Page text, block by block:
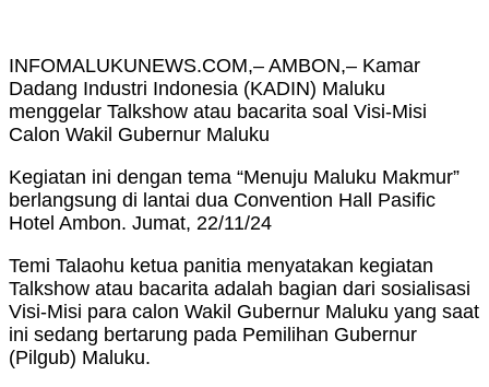
INFOMALUKUNEWS.COM,– AMBON,– Kamar
Dadang Industri Indonesia (KADIN) Maluku
menggelar Talkshow atau bacarita soal Visi-Misi
Calon Wakil Gubernur Maluku
Kegiatan ini dengan tema “Menuju Maluku Makmur”
berlangsung di lantai dua Convention Hall Pasific
Hotel Ambon. Jumat, 22/11/24
Temi Talaohu ketua panitia menyatakan kegiatan
Talkshow atau bacarita adalah bagian dari sosialisasi
Visi-Misi para calon Wakil Gubernur Maluku yang saat
ini sedang bertarung pada Pemilihan Gubernur
(Pilgub) Maluku.